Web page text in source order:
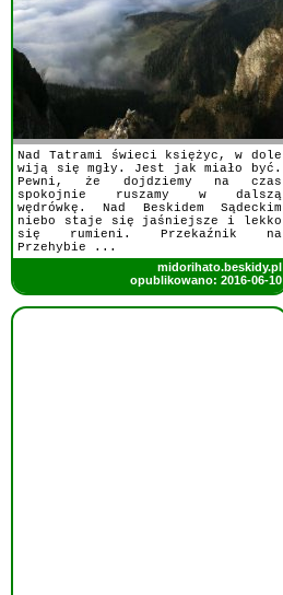
Nad Tatrami świeci księżyc, w dole
wiją się mgły. Jest jak miało być.
Pewni, że dojdziemy na czas
spokojnie ruszamy w dalszą
wędrówkę. Nad Beskidem Sądeckim
niebo staje się jaśniejsze i lekko
się rumieni. Przekaźnik na
Przehybie ...
midorihato.beskidy.pl
opublikowano: 2016-06-10